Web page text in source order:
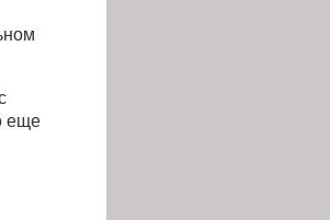
еще